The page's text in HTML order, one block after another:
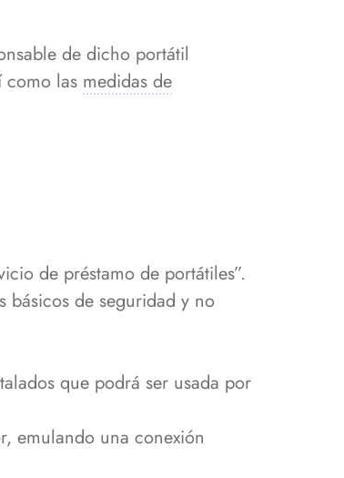
de dicho portátil
como las medidas de
de préstamo de portátiles”.
básicos de seguridad y no
que podrá ser usada por
emulando una conexión